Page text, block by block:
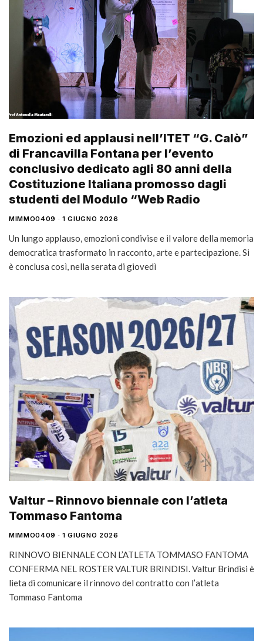
Emozioni ed applausi nell’ITET “G. Calò”
di Francavilla Fontana per l’evento
conclusivo dedicato agli 80 anni della
Costituzione Italiana promosso dagli
studenti del Modulo “Web Radio
MIMMO0409 1 GIUGNO 2026
Un lungo applauso, emozioni condivise e il valore della memoria
democratica trasformato in racconto, arte e partecipazione. Si
è conclusa così, nella serata di giovedì
Valtur – Rinnovo biennale con l’atleta
Tommaso Fantoma
MIMMO0409 1 GIUGNO 2026
RINNOVO BIENNALE CON L’ATLETA TOMMASO FANTOMA
CONFERMA NEL ROSTER VALTUR BRINDISI. Valtur Brindisi è
lieta di comunicare il rinnovo del contratto con l’atleta
Tommaso Fantoma